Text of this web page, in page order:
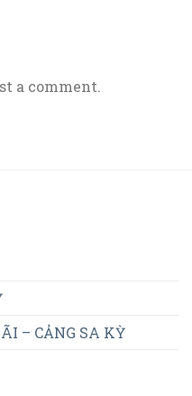
a comment.
– CẢNG SA KỲ